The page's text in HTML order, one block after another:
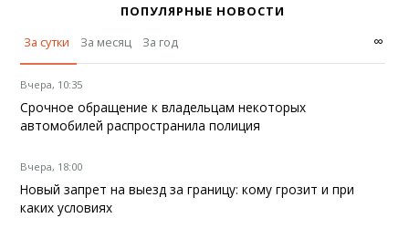
ПОПУЛЯРНЫЕ НОВОСТИ
За сутки
За месяц За год ∞
Вчера, 10:35
Срочное обращение к владельцам некоторых
автомобилей распространила полиция
Вчера, 18:00
Новый запрет на выезд за границу: кому грозит и при
каких условиях